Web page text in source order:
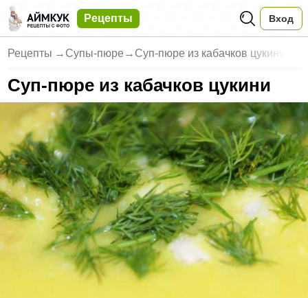
Рецепты Вход
Рецепты → Супы-пюре → Суп-пюре из кабачков цукини
Суп-пюре из кабачков цукини